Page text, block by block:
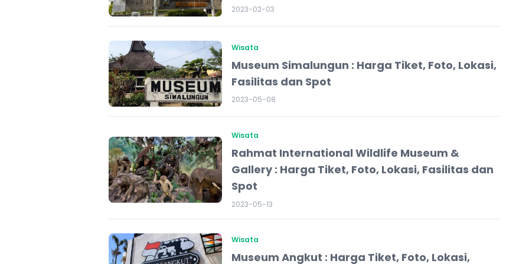
2023-02-03
Wisata
Museum Simalungun : Harga Tiket, Foto, Lokasi,
Fasilitas dan Spot
2023-05-08
Wisata
Rahmat International Wildlife Museum &
Gallery : Harga Tiket, Foto, Lokasi, Fasilitas dan
Spot
2023-05-13
Wisata
Museum Angkut : Harga Tiket, Foto, Lokasi,